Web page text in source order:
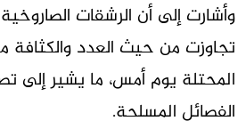
وأشارت إلى أن الرشقات
تجاوزت من حيث العدد والكثافة
المحتلة يوم أمس، ما يشير إلى
الفصائل المسلحة.